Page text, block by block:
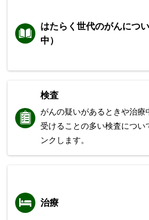
はたらく世代のがんにつ
中）
検査
がんの疑いがあるときや治療
受けることの多い検査につい
ンクします。
治療